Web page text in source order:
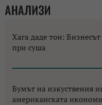
АНАЛИЗИ
Хага даде тон:
при суша
Бумът на изкуствения
американската